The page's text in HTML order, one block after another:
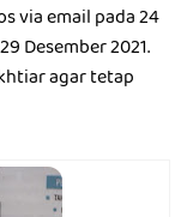
via email pada 24
Desember 2021.
agar tetap